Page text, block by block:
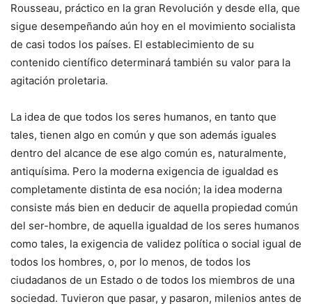
Rousseau, práctico en la gran Revolución y desde ella, que
sigue desempeñando aún hoy en el movimiento socialista
de casi todos los países. El establecimiento de su
contenido científico determinará también su valor para la
agitación proletaria.
La idea de que todos los seres humanos, en tanto que
tales, tienen algo en común y que son además iguales
dentro del alcance de ese algo común es, naturalmente,
antiquísima. Pero la moderna exigencia de igualdad es
completamente distinta de esa noción; la idea moderna
consiste más bien en deducir de aquella propiedad común
del ser-hombre, de aquella igualdad de los seres humanos
como tales, la exigencia de validez política o social igual de
todos los hombres, o, por lo menos, de todos los
ciudadanos de un Estado o de todos los miembros de una
sociedad. Tuvieron que pasar, y pasaron, milenios antes de